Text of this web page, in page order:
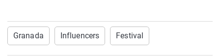
Granada Influencers Festival